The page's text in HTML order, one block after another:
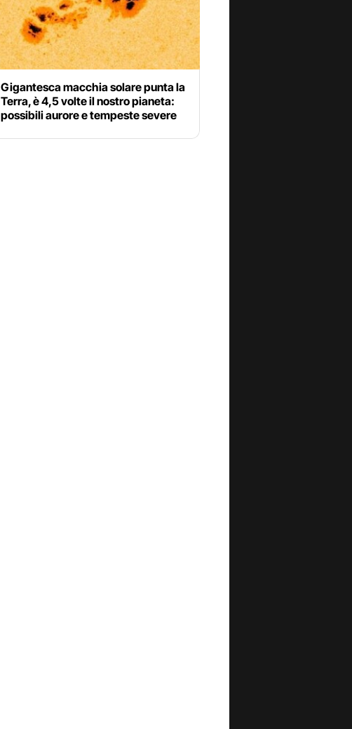
Gigantesca macchia solare punta la
Terra, è 4,5 volte il nostro pianeta:
possibili aurore e tempeste severe